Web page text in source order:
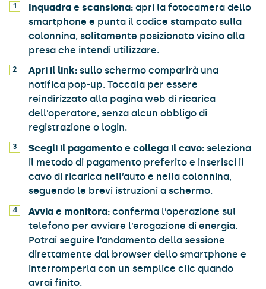
Inquadra e scansiona: apri la fotocamera dello
smartphone e punta il codice stampato sulla
colonnina, solitamente posizionato vicino alla
presa che intendi utilizzare.
Apri il link: sullo schermo comparirà una
notifica pop-up. Toccala per essere
reindirizzato alla pagina web di ricarica
dell’operatore, senza alcun obbligo di
registrazione o login.
Scegli il pagamento e collega il cavo: seleziona
il metodo di pagamento preferito e inserisci il
cavo di ricarica nell’auto e nella colonnina,
seguendo le brevi istruzioni a schermo.
Avvia e monitora: conferma l’operazione sul
telefono per avviare l’erogazione di energia.
Potrai seguire l’andamento della sessione
direttamente dal browser dello smartphone e
interromperla con un semplice clic quando
avrai finito.